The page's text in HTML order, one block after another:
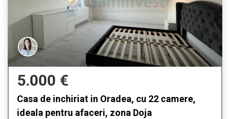
5.000 €
Casa de inchiriat in Oradea, cu 22 camere,
ideala pentru afaceri, zona Doja